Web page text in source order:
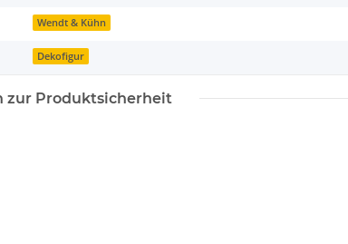
Wendt & Kühn
Dekofigur
zur Produktsicherheit